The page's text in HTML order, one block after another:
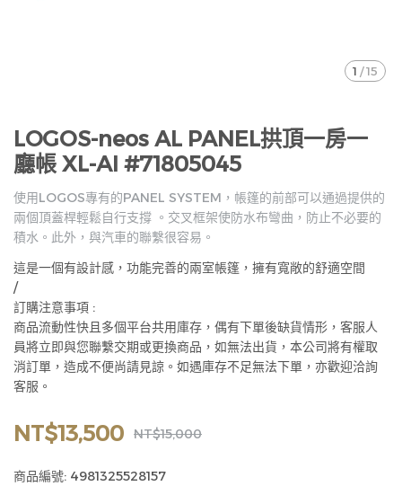
1 /15
LOGOS-neos AL PANEL拱頂一房一
廳帳 XL-AI #71805045
使用LOGOS專有的PANEL SYSTEM，帳篷的前部可以通過提供的
兩個頂蓋桿輕鬆自行支撐 。交叉框架使防水布彎曲，防止不必要的
積水。此外，與汽車的聯繫很容易。
這是一個有設計感，功能完善的兩室帳篷，擁有寬敞的舒適空間
/
訂購注意事項 :
商品流動性快且多個平台共用庫存，偶有下單後缺貨情形，客服人
員將立即與您聯繫交期或更換商品，如無法出貨，本公司將有權取
消訂單，造成不便尚請見諒。如遇庫存不足無法下單，亦歡迎洽詢
客服。
NT$13,500 NT$15,000
商品編號: 4981325528157